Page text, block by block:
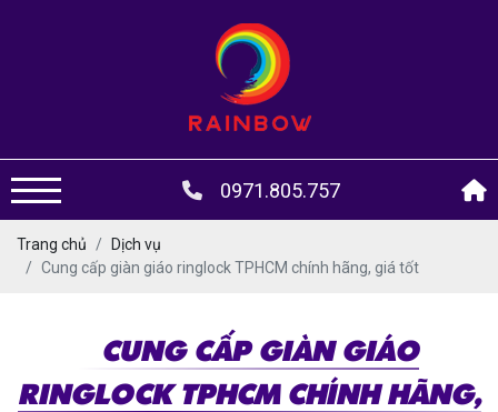
0971.805.757
Trang chủ
Dịch vụ
Cung cấp giàn giáo ringlock TPHCM chính hãng, giá tốt
CUNG CẤP GIÀN GIÁO
RINGLOCK TPHCM CHÍNH HÃNG,